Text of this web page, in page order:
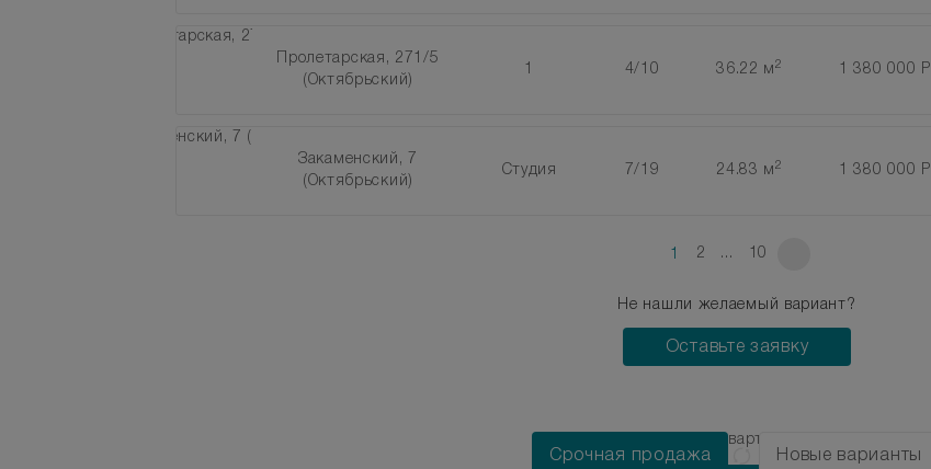
Пролетарская, 271/5
(Октябрьский)
1 4/10 36.22 м2 1 380 000 Р
Закаменский, 7
(Октябрьский)
Студия 7/19 24.83 м2 1 380 000 Р
1 2 ... 10
Не нашли желаемый вариант?
Оставьте заявку
Срочная продажа Новые варианты
Узнай о новых квартирах первым!